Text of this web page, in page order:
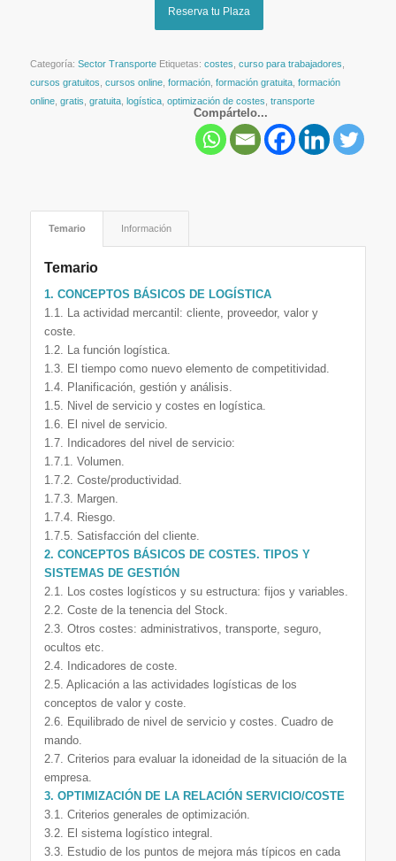
Reserva tu Plaza
Categoría: Sector Transporte Etiquetas: costes curso para trabajadores
cursos gratuitos cursos online, formación, formación gratuita, formación
online, gratis gratuita, logística, optimización de costes transporte
Compártelo...
Temario Información
Temario
1. CONCEPTOS BÁSICOS DE LOGÍSTICA
1.1. La actividad mercantil: cliente, proveedor, valor y
coste.
1.2. La función logística.
1.3. El tiempo como nuevo elemento de competitividad.
1.4. Planificación, gestión y análisis.
1.5. Nivel de servicio y costes en logística.
1.6. El nivel de servicio.
1.7. Indicadores del nivel de servicio:
1.7.1. Volumen.
1.7.2. Coste/productividad.
1.7.3. Margen.
1.7.4. Riesgo.
1.7.5. Satisfacción del cliente.
2. CONCEPTOS BÁSICOS DE COSTES. TIPOS Y
SISTEMAS DE GESTIÓN
2.1. Los costes logísticos y su estructura: fijos y variables.
2.2. Coste de la tenencia del Stock.
2.3. Otros costes: administrativos, transporte, seguro,
ocultos etc.
2.4. Indicadores de coste.
2.5. Aplicación a las actividades logísticas de los
conceptos de valor y coste.
2.6. Equilibrado de nivel de servicio y costes. Cuadro de
mando.
2.7. Criterios para evaluar la idoneidad de la situación de la
empresa.
3. OPTIMIZACIÓN DE LA RELACIÓN SERVICIO/COSTE
3.1. Criterios generales de optimización.
3.2. El sistema logístico integral.
3.3. Estudio de los puntos de mejora más típicos en cada